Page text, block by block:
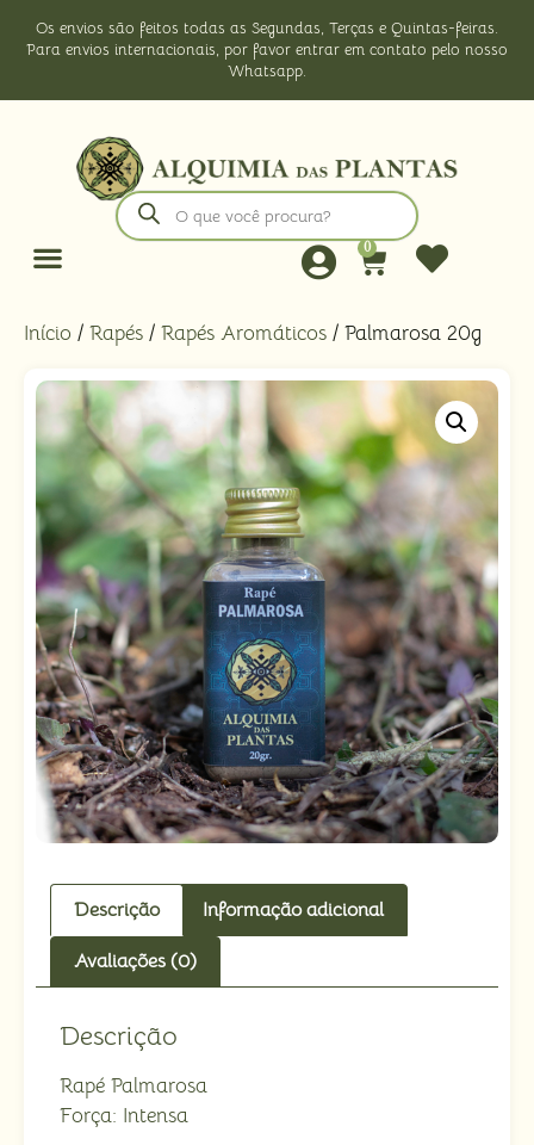
Os envios são feitos todas as Segundas, Terças e Quintas-feiras.
Para envios internacionais, por favor entrar em contato pelo nosso
Whatsapp.
0
Início / Rapés / Rapés Aromáticos / Palmarosa 20g
Descrição Informação adicional
Avaliações (0)
Descrição
Rapé Palmarosa
Força: Intensa